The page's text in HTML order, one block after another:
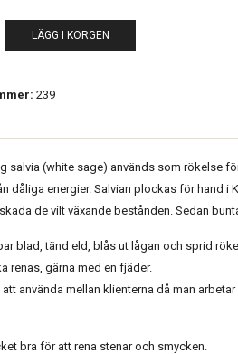
LÄGG I KORGEN
239
salvia (white sage) används som rökelse
dåliga energier. Salvian plockas för hand i
de vilt växande bestånden. Sedan
blad, tänd eld, blås ut lågan och sprid
renas, gärna med en fjäder.
använda mellan klienterna då man
bra för att rena stenar och smycken.